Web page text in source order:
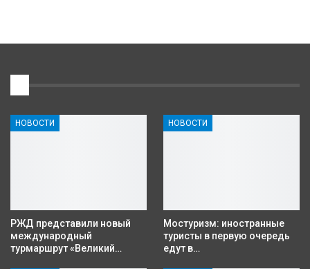
НОВОСТИ
РЖД представили новый
международный
турмаршрут «Великий…
НОВОСТИ
Мостуризм: иностранные
туристы в первую очередь
едут в…